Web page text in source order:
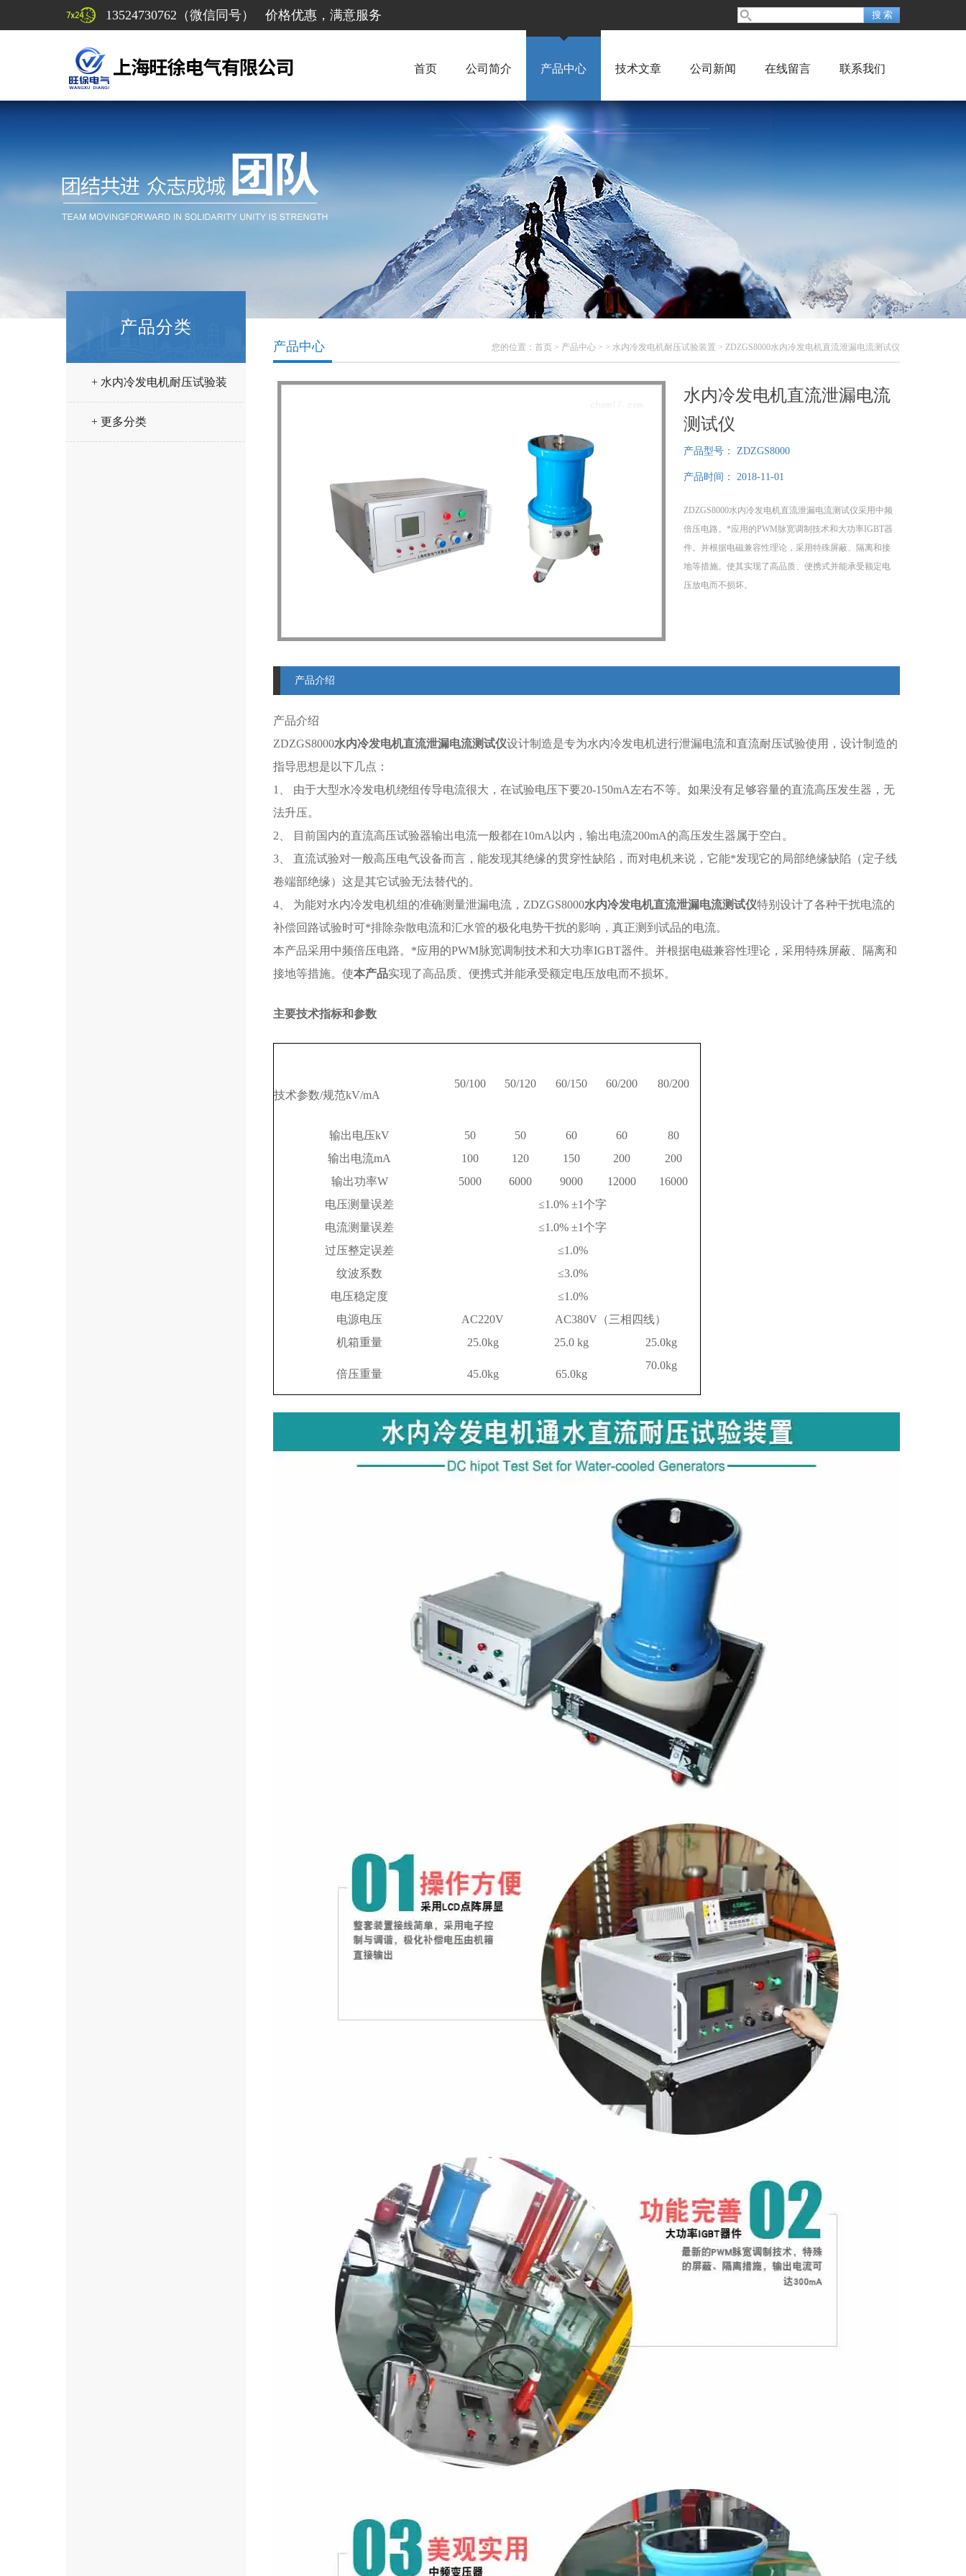
13524730762（微信同号） 价格优惠，满意服务
首页 公司简介 产品中心 技术文章 公司新闻 在线留言 联系我们
产品分类
+ 水内冷发电机耐压试验装
置
+ 更多分类
您的位置： 首页 > 产品中心 > > 水内冷发电机耐压试验装置 > ZDZGS8000水内冷发电机直流泄漏电流测试仪
产品中心
水内冷发电机直流泄漏电流
测试仪
产品型号： ZDZGS8000
产品时间： 2018-11-01
ZDZGS8000水内冷发电机直流泄漏电流测试仪采用中频
倍压电路。*应用的PWM脉宽调制技术和大功率IGBT器
件。并根据电磁兼容性理论，采用特殊屏蔽、隔离和接
地等措施。使其实现了高品质、便携式并能承受额定电
压放电而不损坏。
产品介绍
产品介绍
ZDZGS8000水内冷发电机直流泄漏电流测试仪设计制造是专为水内冷发电机进行泄漏电流和直流耐压试验使用，设计制造的
指导思想是以下几点：
1、 由于大型水冷发电机绕组传导电流很大，在试验电压下要20-150mA左右不等。如果没有足够容量的直流高压发生器，无
法升压。
2、 目前国内的直流高压试验器输出电流一般都在10mA以内，输出电流200mA的高压发生器属于空白。
3、 直流试验对一般高压电气设备而言，能发现其绝缘的贯穿性缺陷，而对电机来说，它能*发现它的局部绝缘缺陷（定子线
卷端部绝缘）这是其它试验无法替代的。
4、 为能对水内冷发电机组的准确测量泄漏电流， ZDZGS8000水内冷发电机直流泄漏电流测试仪特别设计了各种干扰电流的
补偿回路试验时可*排除杂散电流和汇水管的极化电势干扰的影响，真正测到试品的电流。
本产品采用中频倍压电路。*应用的PWM脉宽调制技术和大功率IGBT器件。并根据电磁兼容性理论，采用特殊屏蔽、隔离和
接地等措施。使本产品实现了高品质、便携式并能承受额定电压放电而不损坏。
主要技术指标和参数
技术参数/规范kV/mA
50/100 50/120 60/150 60/200 80/200
输出电压kV 50 50 60 60
80
输出电流mA
100 120 150 200
200
输出功率W
5000 6000 9000 12000
16000
电压测量误差
≤1.0% ±1个字
电流测量误差
≤1.0% ±1个字
过压整定误差
≤1.0%
纹波系数
≤3.0%
电压稳定度
≤1.0%
电源电压
AC220V
AC380V（三相四线）
机箱重量
25.0kg 25.0 kg 25.0kg
倍压重量 45.0kg 65.0kg
70.0kg